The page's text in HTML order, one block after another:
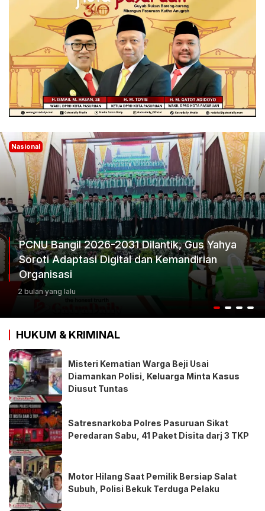
Nasional
Ketum Progib Dorong Rapimwil Jatim
Keputusan Terbaik
3 bulan yang lalu
HUKUM & KRIMINAL
Misteri Kematian Warga Beji Usai
Diamankan Polisi, Keluarga Minta Kasus
Diusut Tuntas
Satresnarkoba Polres Pasuruan Sikat
Peredaran Sabu, 41 Paket Disita darj 3 TKP
Motor Hilang Saat Pemilik Bersiap Salat
Subuh, Polisi Bekuk Terduga Pelaku